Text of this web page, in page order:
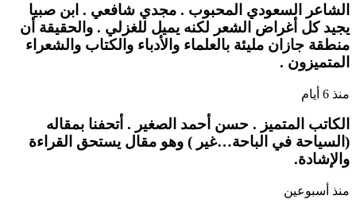
الشاعر السعودي المحبوب . مجدي شافعي . ابن صبيا
يجيد كل أغراض الشعر لكنه يميل للغزلي . والحقيقة أن
منطقة جازان مليئة بالعلماء والأدباء والكتاب والشعراء
المتميزون .
منذ 6 أيام
الكاتب المتميز . حسن أحمد الصغير . أتحفنا بمقاله
(السياحة في الباحة…غير ) وهو مقال يستحق القراءة
والإشادة.
منذ أسبوعين